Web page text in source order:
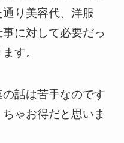
り美容代、洋服
に対して必要だっ
す。
話は苦手なのです
ゃお得だと思いま